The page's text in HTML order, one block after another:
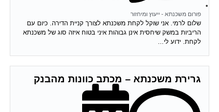
פורום משכנתא - ייעוץ ומיחזור
שלום לרמי. אני שוקל לקחת משכנתא לצורך קניית הדירה. כיום עם
הריביות במשק שיחסית אינן גבוהות איני בטוח איזה סוג של משכנתא
לקחת. ידוע לי...
גרירת משכנתא – מכתב כוונות מהבנק